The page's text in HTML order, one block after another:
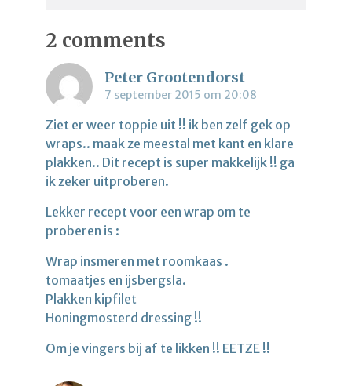
2 comments
Peter Grootendorst
7 september 2015 om 20:08
Ziet er weer toppie uit !! ik ben zelf gek op
wraps.. maak ze meestal met kant en klare
plakken.. Dit recept is super makkelijk !! ga
ik zeker uitproberen.
Lekker recept voor een wrap om te
proberen is :
Wrap insmeren met roomkaas .
tomaatjes en ijsbergsla.
Plakken kipfilet
Honingmosterd dressing !!
Om je vingers bij af te likken !! EETZE !!